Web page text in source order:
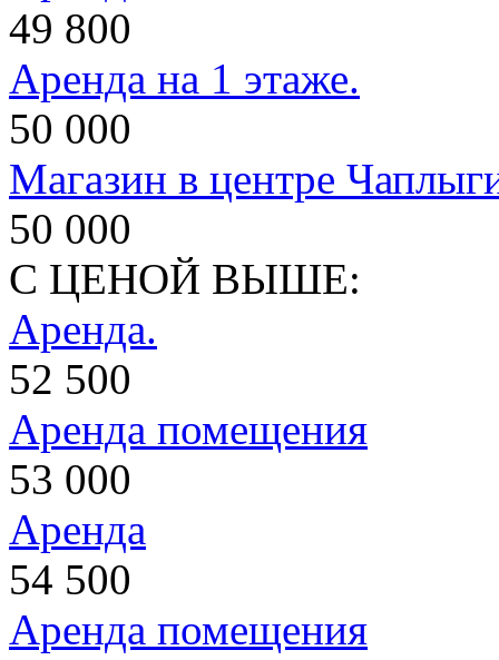
49 800
Аренда на 1 этаже.
50 000
Магазин в центре
50 000
С ЦЕНОЙ ВЫШЕ:
Аренда.
52 500
Аренда помещения
53 000
Аренда
54 500
Аренда помещения